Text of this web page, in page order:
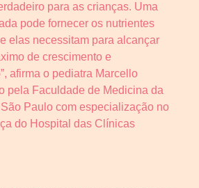
para as crianças. Uma
pode fornecer os nutrientes
elas necessitam para alcançar
de crescimento e
afirma o pediatra Marcello
pela Faculdade de Medicina da
Paulo com especialização no
do Hospital das Clínicas